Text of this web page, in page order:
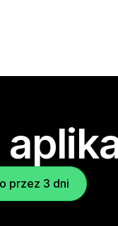
przez 3 dni